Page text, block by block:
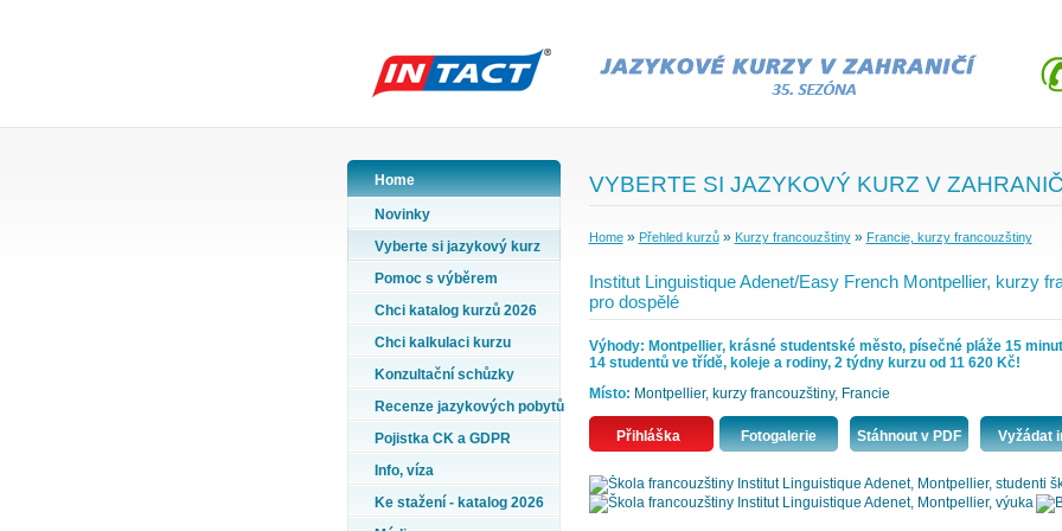
Home
Novinky
Vyberte si jazykový kurz
Pomoc s výběrem
Chci katalog kurzů 2026
Chci kalkulaci kurzu
Konzultační schůzky
Recenze jazykových pobytů
Pojistka CK a GDPR
Info, víza
Ke stažení - katalog 2026
VYBERTE SI JAZYKOVÝ KURZ V
Home» Přehled kurzů» Kurzy francouzštiny» Francie, kurzy francouzštiny
Institut Linguistique Adenet/Easy French Montpellier, kurzy
pro dospělé
Výhody: Montpellier, krásné studentské město, písečné pláže 15
14 studentů ve třídě, koleje a rodiny, 2 týdny kurzu od 11 620 Kč!
Místo: Montpellier, kurzy francouzštiny, Francie
Přihláška Fotogalerie Stáhnout v PDF Vyžádat